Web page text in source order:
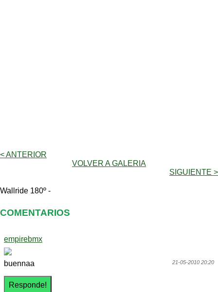
< ANTERIOR
VOLVER A GALERIA
SIGUIENTE >
Wallride 180º -
COMENTARIOS
empirebmx
21-05-2010 20:20
buennaa